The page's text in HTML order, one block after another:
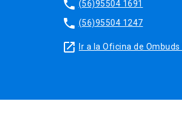
phone (56)95504 1691
phone (56)95504 1247
launch Ir a la Oficina de Ombuds